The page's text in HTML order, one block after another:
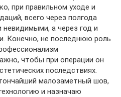
при правильном уходе и
всего через полгода
невидимыми, а через год и
Конечно, не последнюю роль
чтобы при операции он
последствиях.
малозаметный шов,
и назначаю